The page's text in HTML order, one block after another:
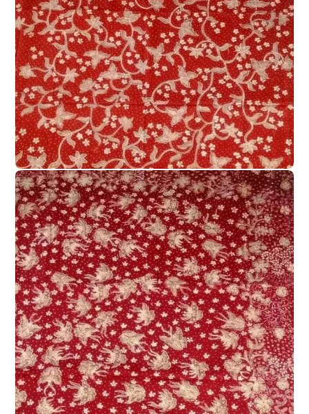
BATIK TULIS LASEM,KAIN BATIK TULIS LASEM DUA WARNA
Kain Batik Tulis Lasem Dua Warna 2W-
024
BATIK TULIS LASEM, KAIN BATIK TULIS LASEM DUA WARNA